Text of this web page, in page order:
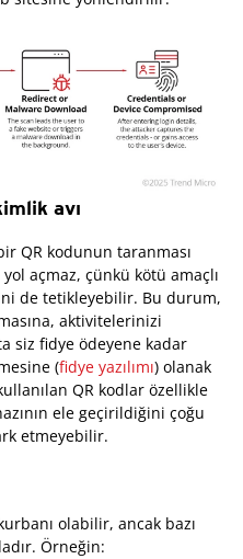
avı
QR kodunun taranması
açmaz, çünkü kötü amaçlı
de tetikleyebilir. Bu durum,
aktivitelerinizi
siz fidye ödeyene kadar
(fidye yazılımı) olanak
QR kodlar özellikle
ele geçirildiğini çoğu
etmeyebilir.
olabilir, ancak bazı
Örneğin: